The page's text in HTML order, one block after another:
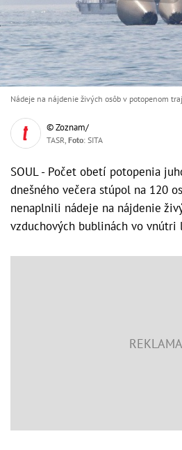
Nádeje na nájdenie živých osôb v potopenom
© Zoznam/
TASR, Foto: SITA
SOUL - Počet obetí potopenia
dnešného večera stúpol na 120
nenaplnili nádeje na nájdenie
vzduchových bublinách vo vnútri